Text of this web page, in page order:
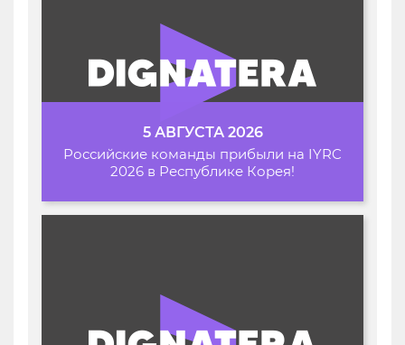
5 АВГУСТА 2026
Российские команды прибыли на IYRC
2026 в Республике Корея!